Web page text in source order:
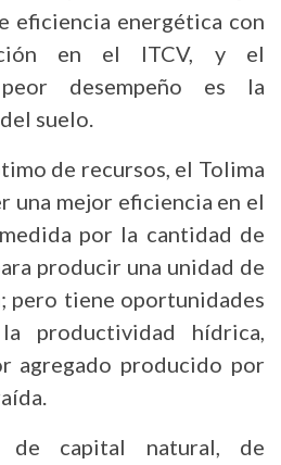
eficiencia energética con
en el ITCV, y el
desempeño es la
suelo.
de recursos, el Tolima
una mejor eficiencia en el
por la cantidad de
producir una unidad de
pero tiene oportunidades
productividad hídrica,
agregado producido por
de capital natural, de